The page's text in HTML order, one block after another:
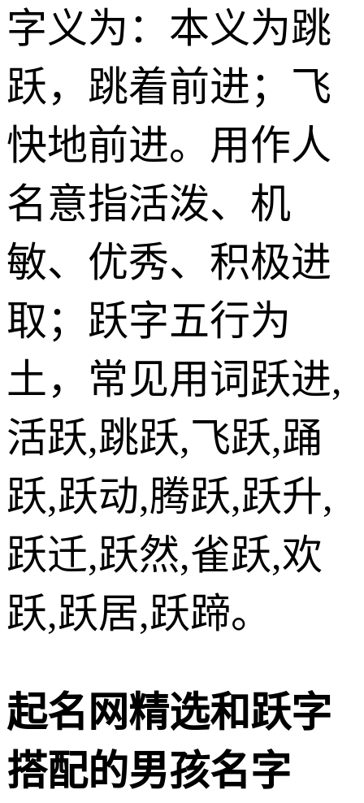
字义为：本义为跳
跃，跳着前进；飞
快地前进。用作人
名意指活泼、机
敏、优秀、积极进
取；跃字五行为
土，常见用词跃进,
活跃,跳跃,飞跃,踊
跃,跃动,腾跃,跃升,
跃迁,跃然,雀跃,欢
跃,跃居,跃蹄。
起名网精选和跃字
搭配的男孩名字